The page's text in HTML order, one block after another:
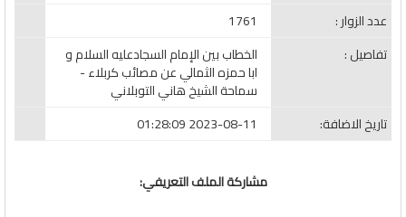
عدد الزوار :
1761
تفاصيل :
الخطاب بين الإمام السجادعليه السلام و
ابا حمزه الثمالي عن مصائب كربلاء -
سماحة الشيخ هاني التوبلاني
تاريخ الاضافة:
2023-08-11 01:28:09
مشاركة الملف التعريفي: